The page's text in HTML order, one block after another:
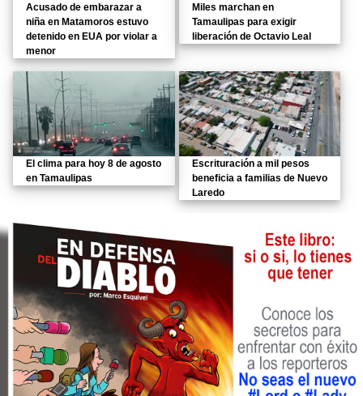
Acusado de embarazar a
niña en Matamoros estuvo
detenido en EUA por violar a
menor
Miles marchan en
Tamaulipas para exigir
liberación de Octavio Leal
El clima para hoy 8 de agosto
en Tamaulipas
Escrituración a mil pesos
beneficia a familias de Nuevo
Laredo